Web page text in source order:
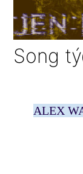
Song
ALEX